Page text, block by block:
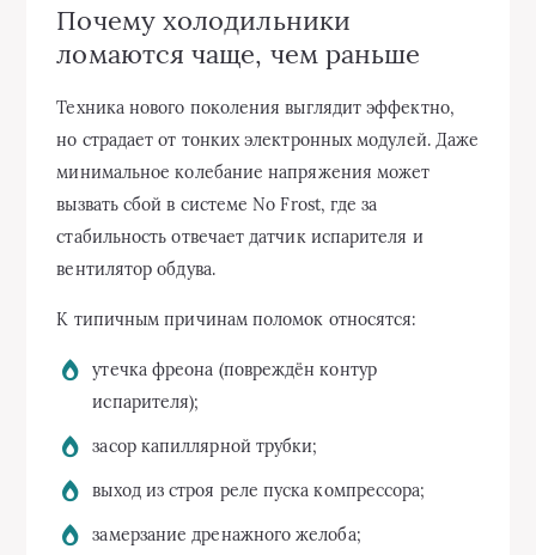
Почему холодильники
ломаются чаще, чем раньше
Техника нового поколения выглядит эффектно,
но страдает от тонких электронных модулей. Даже
минимальное колебание напряжения может
вызвать сбой в системе No Frost, где за
стабильность отвечает датчик испарителя и
вентилятор обдува.
К типичным причинам поломок относятся:
утечка фреона (повреждён контур
испарителя);
засор капиллярной трубки;
выход из строя реле пуска компрессора;
замерзание дренажного желоба;